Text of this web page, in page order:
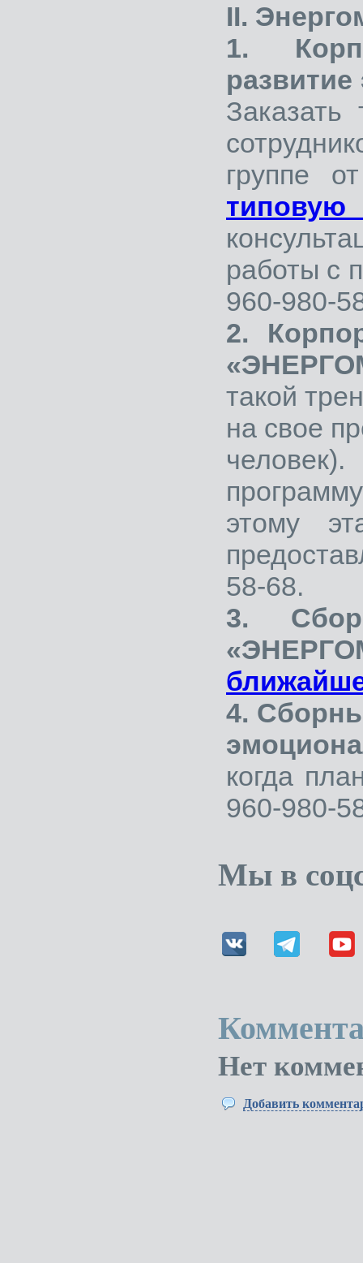
II.
1.
группе
работы с
960-980-
2.
такой
на свое
этому
58-68.
3.
4.
когда
960-980-
Мы в
Нет
Добавить